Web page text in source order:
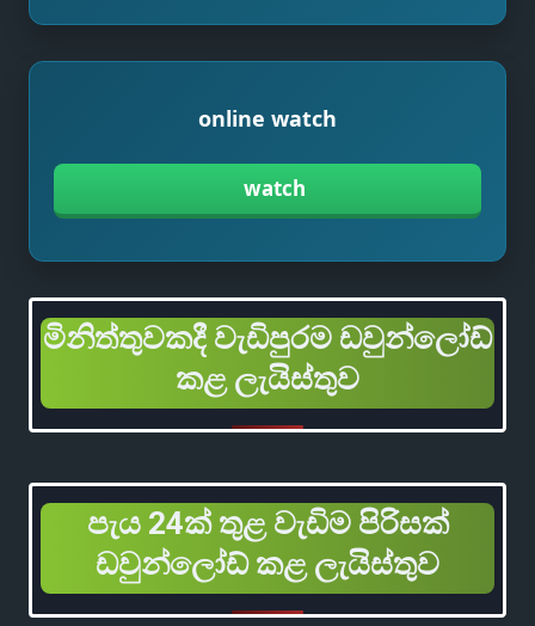
online watch
watch
මිනිත්තුවකදී වැඩිපුරම ඩවුන්ලෝඩ්
කළ ලැයිස්තුව
පැය 24ක් තුළ වැඩිම පිරිසක්
ඩවුන්ලෝඩ් කළ ලැයිස්තුව